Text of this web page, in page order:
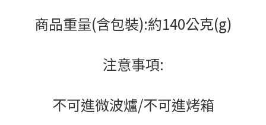
商品重量(含包裝):約140公克(g)
注意事項:
不可進微波爐/不可進烤箱